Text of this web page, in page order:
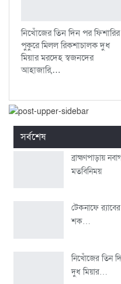
নিখোঁজের তিন দিন পর ফিশারির
পুকুরে মিলল রিকশাচালক দুধ
মিয়ার মরদেহ স্বজনদের
আহাজারি,…
সর্বশেষ
ব্রাহ্মণপাড়ায়
মতবিনিময়
টেকনাফে
শক…
নিখোঁজের তিন
দুধ মিয়ার…